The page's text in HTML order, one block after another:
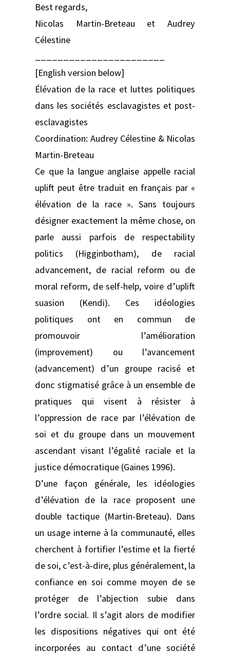
Best regards,
Nicolas Martin-Breteau et Audrey
Célestine
[English version below]
Élévation de la race et luttes politiques
dans les sociétés esclavagistes et post-
esclavagistes
Coordination: Audrey Célestine & Nicolas
Martin-Breteau
Ce que la langue anglaise appelle racial
uplift peut être traduit en français par «
élévation de la race ». Sans toujours
désigner exactement la même chose, on
parle aussi parfois de respectability
politics (Higginbotham), de racial
advancement, de racial reform ou de
moral reform, de self-help, voire d’uplift
suasion (Kendi). Ces idéologies
politiques ont en commun de
promouvoir l’amélioration
(improvement) ou l’avancement
(advancement) d’un groupe racisé et
donc stigmatisé grâce à un ensemble de
pratiques qui visent à résister à
l’oppression de race par l’élévation de
soi et du groupe dans un mouvement
ascendant visant l’égalité raciale et la
justice démocratique (Gaines 1996).
D’une façon générale, les idéologies
d’élévation de la race proposent une
double tactique (Martin-Breteau). Dans
un usage interne à la communauté, elles
cherchent à fortifier l’estime et la fierté
de soi, c’est-à-dire, plus généralement, la
confiance en soi comme moyen de se
protéger de l’abjection subie dans
l’ordre social. Il s’agit alors de modifier
les dispositions négatives qui ont été
incorporées au contact d’une société